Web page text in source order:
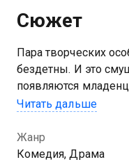
Сюжет
Пара творческих
бездетны. И это
появляются
изгоями, они решают
Читать дальше
Жанр
Комедия, Драма